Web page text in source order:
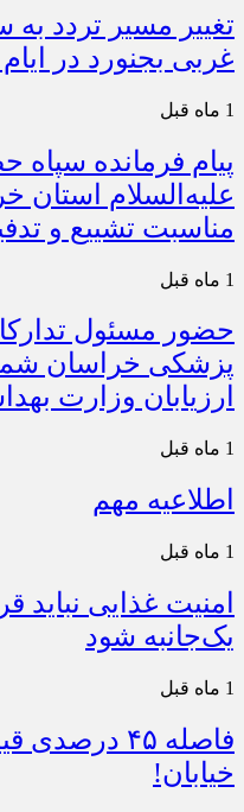
تغییر مسیر تردد
غربی بجنورد در
1 ماه قبل
پیام فرمانده سپاه
علیه‌السلام استان
مناسبت تشییع و
1 ماه قبل
حضور مسئول
پزشکی خراسان
ارزیابان وزارت
1 ماه قبل
اطلاعیه مهم
1 ماه قبل
امنیت غذایی نباید
یک‌جانبه شود
1 ماه قبل
فاصله ۴۵
خیابان!